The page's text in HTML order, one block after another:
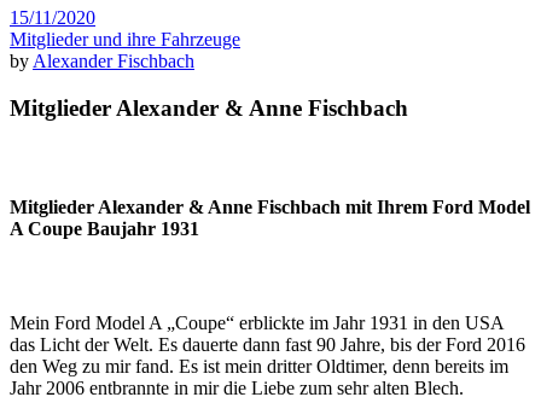
15/11/2020
Mitglieder und ihre Fahrzeuge
by Alexander Fischbach
Mitglieder Alexander & Anne Fischbach
Mitglieder Alexander & Anne Fischbach mit Ihrem Ford Model
A Coupe Baujahr 1931
Mein Ford Model A „Coupe“ erblickte im Jahr 1931 in den USA
das Licht der Welt. Es dauerte dann fast 90 Jahre, bis der Ford 2016
den Weg zu mir fand. Es ist mein dritter Oldtimer, denn bereits im
Jahr 2006 entbrannte in mir die Liebe zum sehr alten Blech.